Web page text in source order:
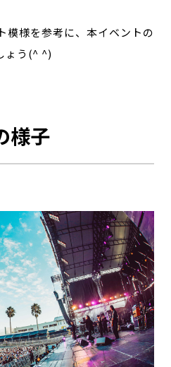
模様を参考に、本イベントの
ょう(^ ^)
様子